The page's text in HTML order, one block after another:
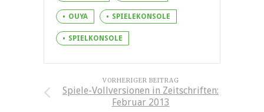
OUYA SPIELEKONSOLE
SPIELKONSOLE
VORHERIGER BEITRAG
Spiele-Vollversionen in Zeitschriften:
Februar 2013